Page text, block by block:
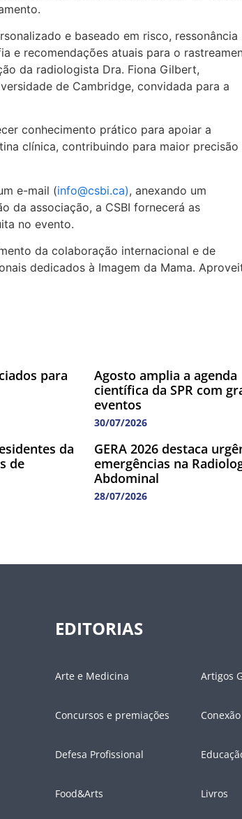
e baseado em risco, ressonância
e recomendações atuais para o
da radiologista Dra. Fiona Gilbert,
de Cambridge, convidada para a
conhecimento prático para apoiar a
clínica, contribuindo para maior precisão
e-mail (info@csbi.ca), anexando um
da associação, a CSBI fornecerá as
no evento.
da colaboração internacional e de
dedicados à Imagem da Mama.
para
Agosto amplia a agenda
científica da SPR com
eventos
30/07/2026
da
de
GERA 2026 destaca
emergências na
Abdominal
28/07/2026
EDITORIAS
Arte e Medicina Artigos
Concursos e premiações
Defesa Profissional
Food&Arts Livros